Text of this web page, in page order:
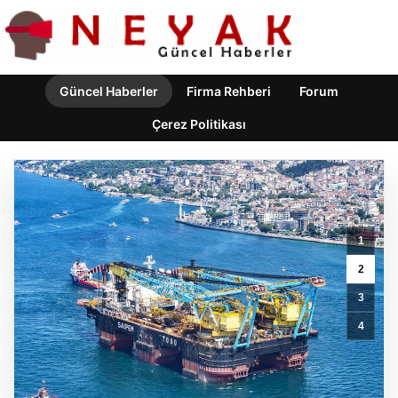
Güncel Haberler Firma Rehberi Forum
Çerez Politikası
1
2
3
4
FED
Faiz
Kararı
Ne
Zaman
Açıklanacak?
Nisan
2026
Beklentileri
ve
Piyasa